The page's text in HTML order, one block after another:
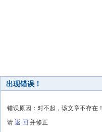
出现错误！
错误原因：对不起，该文章不存在！
请 返 回 并修正